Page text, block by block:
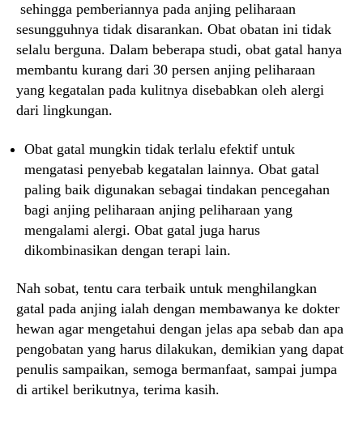
sehingga pemberiannya pada anjing peliharaan
sesungguhnya tidak disarankan. Obat obatan ini tidak
selalu berguna. Dalam beberapa studi, obat gatal hanya
membantu kurang dari 30 persen anjing peliharaan
yang kegatalan pada kulitnya disebabkan oleh alergi
dari lingkungan.
Obat gatal mungkin tidak terlalu efektif untuk
mengatasi penyebab kegatalan lainnya. Obat gatal
paling baik digunakan sebagai tindakan pencegahan
bagi anjing peliharaan anjing peliharaan yang
mengalami alergi. Obat gatal juga harus
dikombinasikan dengan terapi lain.
Nah sobat, tentu cara terbaik untuk menghilangkan
gatal pada anjing ialah dengan membawanya ke dokter
hewan agar mengetahui dengan jelas apa sebab dan apa
pengobatan yang harus dilakukan, demikian yang dapat
penulis sampaikan, semoga bermanfaat, sampai jumpa
di artikel berikutnya, terima kasih.